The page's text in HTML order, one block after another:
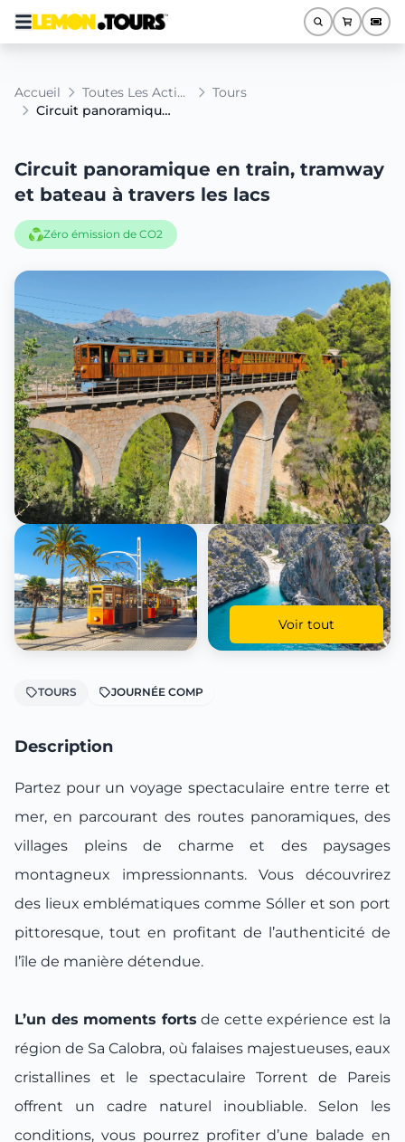
Accueil Toutes Les Activités
Tours
Circuit panoramique en train, tramway et bateau à travers les lacs
Circuit panoramique en train, tramway
et bateau à travers les lacs
Zéro émission de CO2
Voir tout
TOURS JOURNÉE COMP
Description
Partez pour un voyage spectaculaire entre terre et
mer, en parcourant des routes panoramiques, des
villages pleins de charme et des paysages
montagneux impressionnants. Vous découvrirez
des lieux emblématiques comme Sóller et son port
pittoresque, tout en profitant de l’authenticité de
l’île de manière détendue.
L’un des moments forts de cette expérience est la
région de Sa Calobra, où falaises majestueuses, eaux
cristallines et le spectaculaire Torrent de Pareis
offrent un cadre naturel inoubliable. Selon les
conditions, vous pourrez profiter d’une balade en